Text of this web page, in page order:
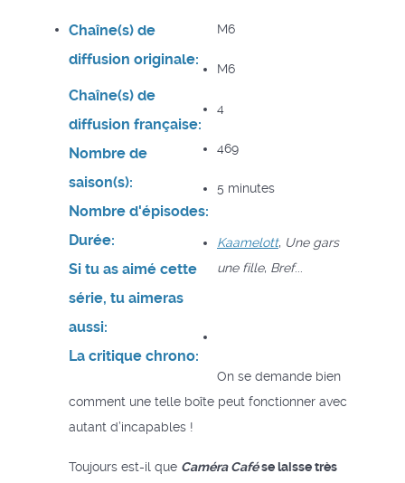
Chaîne(s) de
diffusion originale:
M6
Chaîne(s) de
diffusion française:
M6
Nombre de
saison(s):
4
Nombre d'épisodes:
469
Durée:
5 minutes
Si tu as aimé cette
série, tu aimeras
aussi:
Kaamelott, Une gars
une fille, Bref...
La critique chrono:
On se demande bien
comment une telle boîte peut fonctionner avec
autant d’incapables !
Toujours est-il que Caméra Cafése laisse très